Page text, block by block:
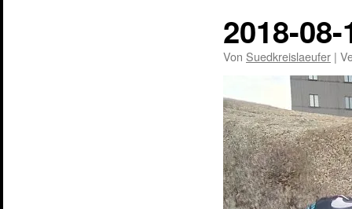
2018-
Von Suedkreislaeufer |